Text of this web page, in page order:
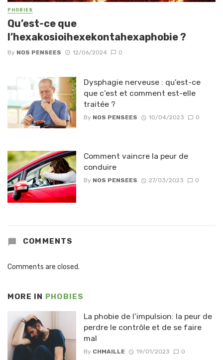
PHOBIES
Qu’est-ce que
l’hexakosioihexekontahexaphobie ?
By NOS PENSEES 12/06/2024 0
Dysphagie nerveuse : qu’est-ce
que c’est et comment est-elle
traitée ?
By NOS PENSEES 10/04/2023 0
Comment vaincre la peur de
conduire
By NOS PENSEES 27/03/2023 0
COMMENTS
Comments are closed.
MORE IN PHOBIES
La phobie de l’impulsion: la peur de
perdre le contrôle et de se faire
mal
By CHMAILLE 19/01/2023 0